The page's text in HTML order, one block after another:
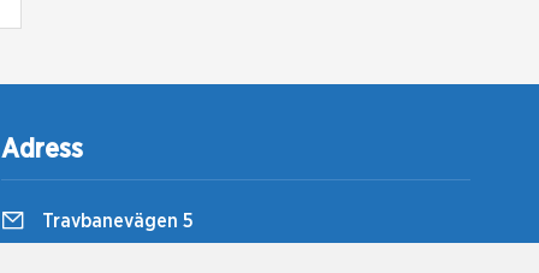
Adress
Travbanevägen 5